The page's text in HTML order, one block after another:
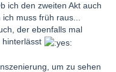
ich den zweiten Akt auch
muss früh raus...
der ebenfalls mal
hinterlässt
um zu sehen